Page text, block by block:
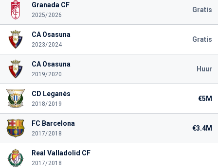
Granada CF
2025/2026
Gratis
CA Osasuna
2023/2024
Gratis
CA Osasuna
2019/2020
Huur
CD Leganés
2018/2019
€5M
FC Barcelona
2017/2018
€3.4M
Real Valladolid CF
2017/2018